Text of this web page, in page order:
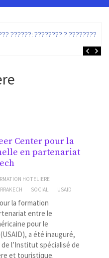
??????: ???????? ? ???????? ?
Center pour la
en partenariat
HOTELIERE
SOCIAL USAID
la formation
entre le
pour le
a été inauguré,
l’Institut spécialisé de
et touristique.